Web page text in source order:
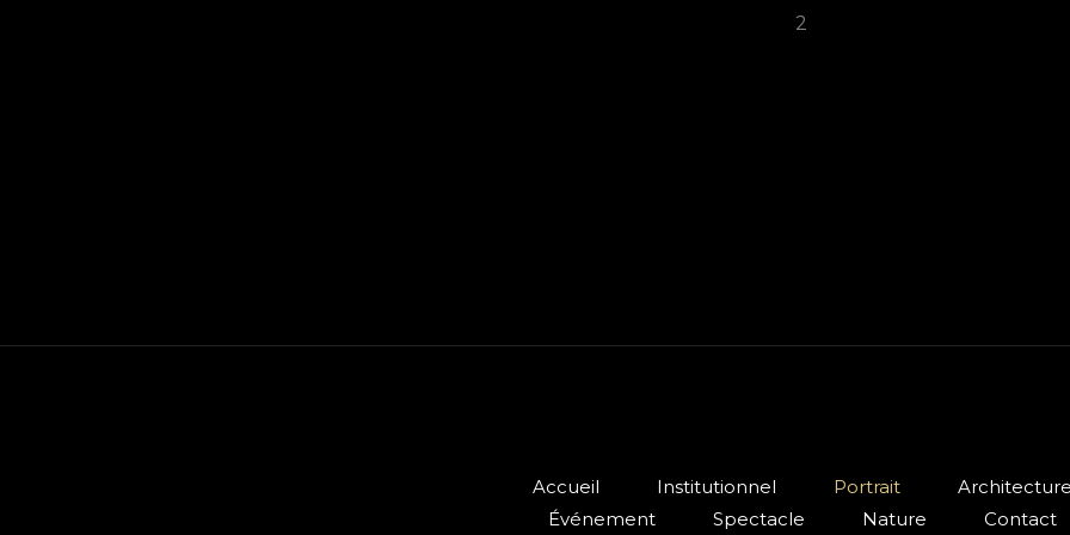
Accueil Institutionnel Portrait
Événement
Spectacle Nature Contact